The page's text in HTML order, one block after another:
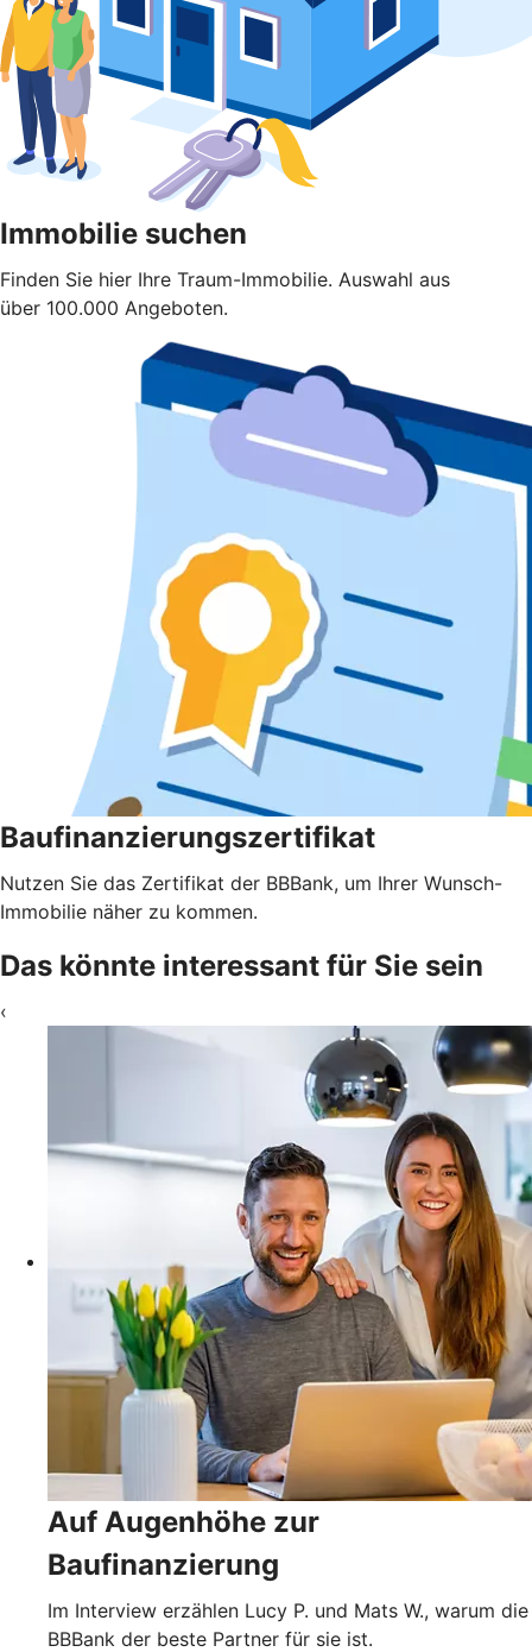
Immobilie suchen
Finden Sie hier Ihre Traum-Immobilie. Auswahl aus
über 100.000 Angeboten.
Baufinanzierungszertifikat
Nutzen Sie das Zertifikat der BBBank, um Ihrer Wunsch-
Immobilie näher zu kommen.
Das könnte interessant für Sie sein
‹
Auf Augenhöhe zur
Baufinanzierung
Im Interview erzählen Lucy P. und Mats W., warum die
BBBank der beste Partner für sie ist.